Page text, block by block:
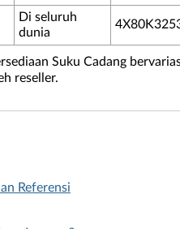
Di seluruh
dunia
Suku Cadang
reseller.
Referensi